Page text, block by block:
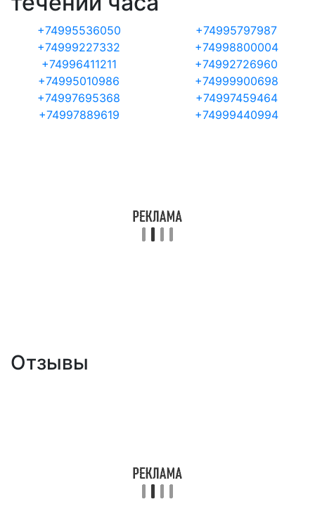
+74995536050
+74995797987
+74999227332
+74998800004
+74996411211
+74992726960
+74995010986
+74999900698
+74997695368
+74997459464
+74997889619
+74999440994
Отзывы